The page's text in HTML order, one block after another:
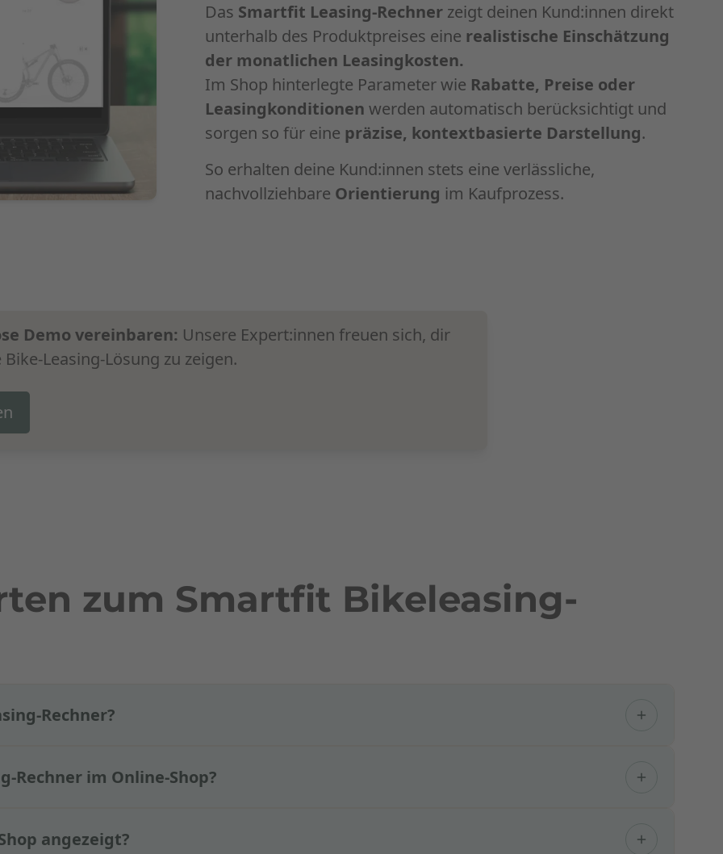
Das Smartfit Leasing-Rechner zeigt deinen Kund:innen direkt
unterhalb des Produktpreises eine realistische Einschätzung
der monatlichen Leasingkosten.
Im Shop hinterlegte Parameter wie Rabatte, Preise oder
Leasingkonditionen werden automatisch berücksichtigt und
sorgen so für eine präzise, kontextbasierte Darstellung.
So erhalten deine Kund:innen stets eine verlässliche,
nachvollziehbare Orientierung im Kaufprozess.
Demo vereinbaren: Unsere Expert:innen freuen sich, dir
Leasing-Lösung zu zeigen.
zum Smartfit Bikeleasing-
Rechner?
Rechner im Online-Shop?
angezeigt?